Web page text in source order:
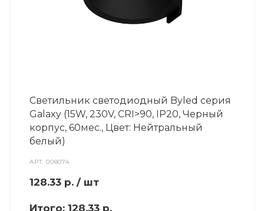
Светильник светодиодный Byled серия
Galaxy (15W, 230V, CRI>90, IP20, Черный
корпус, 60мес., Цвет: Нейтральный
белый)
АРТ.008074
128.33 р. / шт
Итого: 128.33 р.